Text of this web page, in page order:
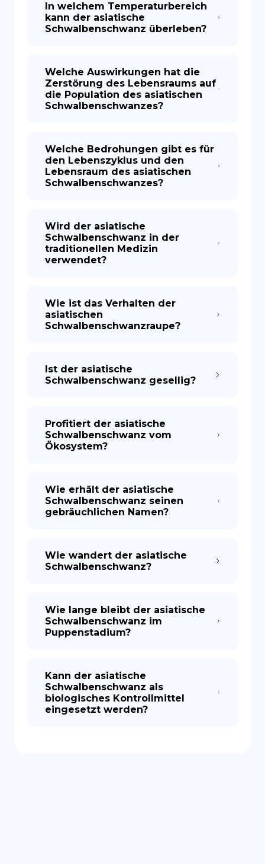
In welchem Temperaturbereich
kann der asiatische
Schwalbenschwanz überleben?
Welche Auswirkungen hat die
Zerstörung des Lebensraums auf
die Population des asiatischen
Schwalbenschwanzes?
Welche Bedrohungen gibt es für
den Lebenszyklus und den
Lebensraum des asiatischen
Schwalbenschwanzes?
Wird der asiatische
Schwalbenschwanz in der
traditionellen Medizin
verwendet?
Wie ist das Verhalten der
asiatischen
Schwalbenschwanzraupe?
Ist der asiatische
Schwalbenschwanz gesellig?
Profitiert der asiatische
Schwalbenschwanz vom
Ökosystem?
Wie erhält der asiatische
Schwalbenschwanz seinen
gebräuchlichen Namen?
Wie wandert der asiatische
Schwalbenschwanz?
Wie lange bleibt der asiatische
Schwalbenschwanz im
Puppenstadium?
Kann der asiatische
Schwalbenschwanz als
biologisches Kontrollmittel
eingesetzt werden?